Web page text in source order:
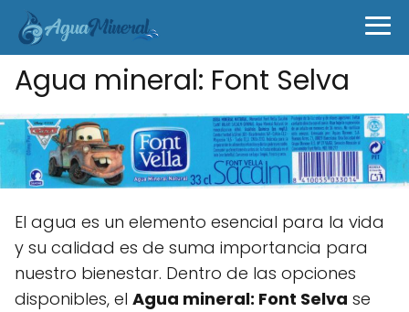
Agua mineral: Font Selva
El agua es un elemento esencial para la vida
y su calidad es de suma importancia para
nuestro bienestar. Dentro de las opciones
disponibles, el Agua mineral: Font Selva se